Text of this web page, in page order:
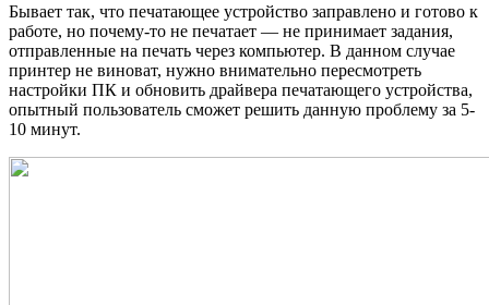
Бывает так, что печатающее устройство заправлено и готово к
работе, но почему-то не печатает — не принимает задания,
отправленные на печать через компьютер. В данном случае
принтер не виноват, нужно внимательно пересмотреть
настройки ПК и обновить драйвера печатающего устройства,
опытный пользователь сможет решить данную проблему за 5-
10 минут.